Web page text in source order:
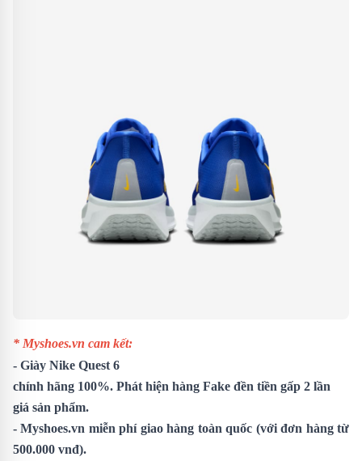
* Myshoes.vn cam kết:
- Giày Nike Quest 6
chính hãng 100%. Phát hiện hàng Fake đền tiền gấp 2 lần
giá sản phẩm.
- Myshoes.vn miễn phí giao hàng toàn quốc (với đơn hàng từ
500.000 vnđ).